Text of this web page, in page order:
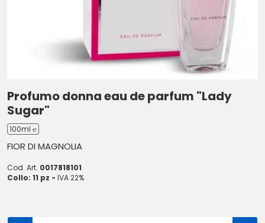
Profumo donna eau de parfum "Lady
Sugar"
100ml ℮
FIOR DI MAGNOLIA
Cod. Art. 0017818101
Collo: 11 pz - IVA 22%